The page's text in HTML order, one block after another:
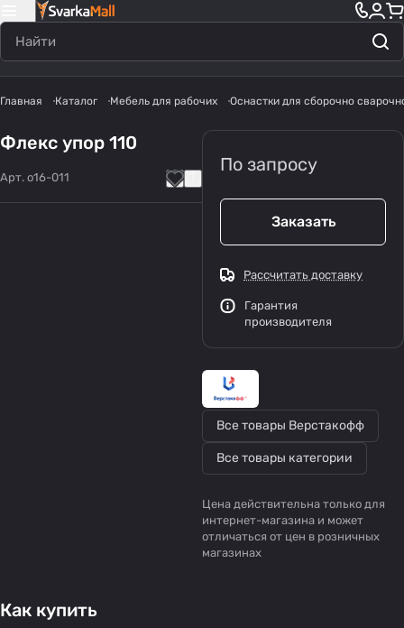
Главная Каталог Мебель для рабочих Оснастки для сборочно
Флекс упор 110
Арт. o16-011
По запросу
Заказать
Рассчитать доставку
Гарантия
производителя
Все товары Верстакофф
Все товары категории
Цена действительна только для
интернет-магазина и может
отличаться от цен в розничных
магазинах
Как купить